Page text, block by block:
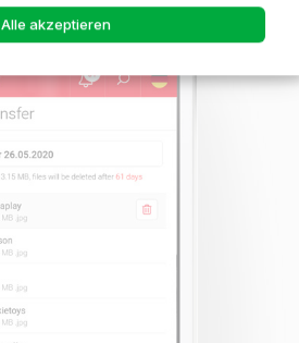
Alle akzeptieren